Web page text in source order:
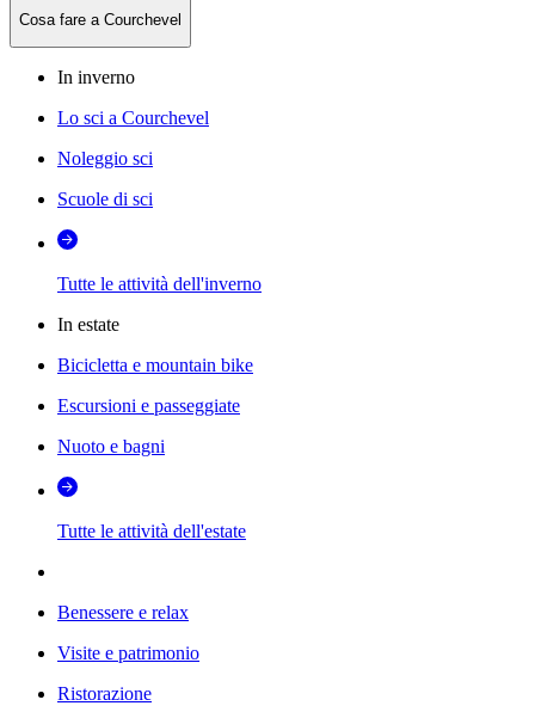
Cosa fare a Courchevel
In inverno
Lo sci a Courchevel
Noleggio sci
Scuole di sci
Tutte le attività dell'inverno
In estate
Bicicletta e mountain bike
Escursioni e passeggiate
Nuoto e bagni
Tutte le attività dell'estate
Benessere e relax
Visite e patrimonio
Ristorazione